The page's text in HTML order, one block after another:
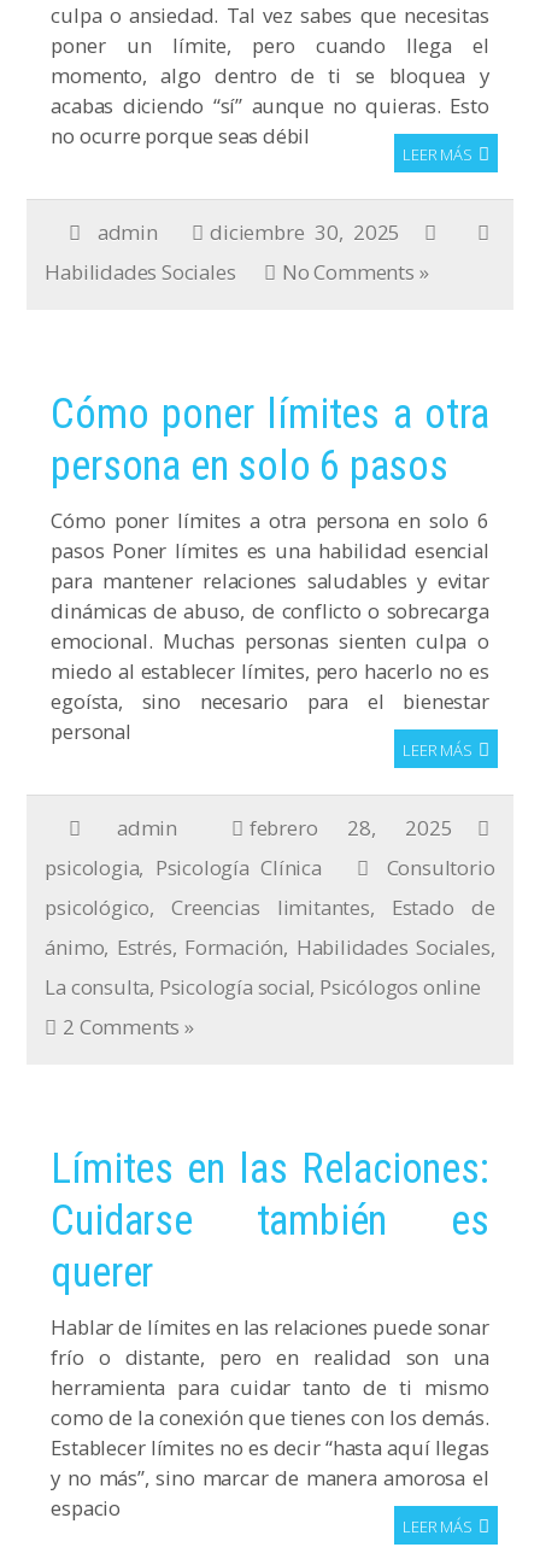
culpa o ansiedad. Tal vez sabes que necesitas
poner un límite, pero cuando llega el
momento, algo dentro de ti se bloquea y
acabas diciendo “sí” aunque no quieras. Esto
no ocurre porque seas débil
LEER MÁS
admin
diciembre 30, 2025
Habilidades Sociales
No Comments »
Cómo poner límites a otra
persona en solo 6 pasos
Cómo poner límites a otra persona en solo 6
pasos Poner límites es una habilidad esencial
para mantener relaciones saludables y evitar
dinámicas de abuso, de conflicto o sobrecarga
emocional. Muchas personas sienten culpa o
miedo al establecer límites, pero hacerlo no es
egoísta, sino necesario para el bienestar
personal
LEER MÁS
admin
febrero 28, 2025
psicologia, Psicología Clínica
Consultorio
psicológico,Creencias limitantes, Estado de
ánimo, Estrés, Formación, Habilidades Sociales,
La consulta, Psicología social, Psicólogos online
2 Comments »
Límites en las Relaciones:
Cuidarse también es
querer
Hablar de límites en las relaciones puede sonar
frío o distante, pero en realidad son una
herramienta para cuidar tanto de ti mismo
como de la conexión que tienes con los demás.
Establecer límites no es decir “hasta aquí llegas
y no más”, sino marcar de manera amorosa el
espacio
LEER MÁS